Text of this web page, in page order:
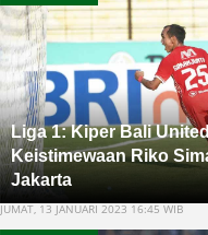
Liga 1: Kiper Bali
Keistimewaan Riko
Jakarta
JUMAT, 13 JANUARI 2023 16:45 WIB